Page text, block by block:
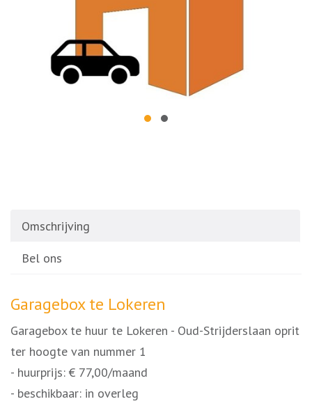
Omschrijving
Bel ons
Omschrijving
Garagebox te Lokeren
Garagebox te huur te Lokeren - Oud-Strijderslaan oprit
ter hoogte van nummer 1
- huurprijs: € 77,00/maand
- beschikbaar: in overleg